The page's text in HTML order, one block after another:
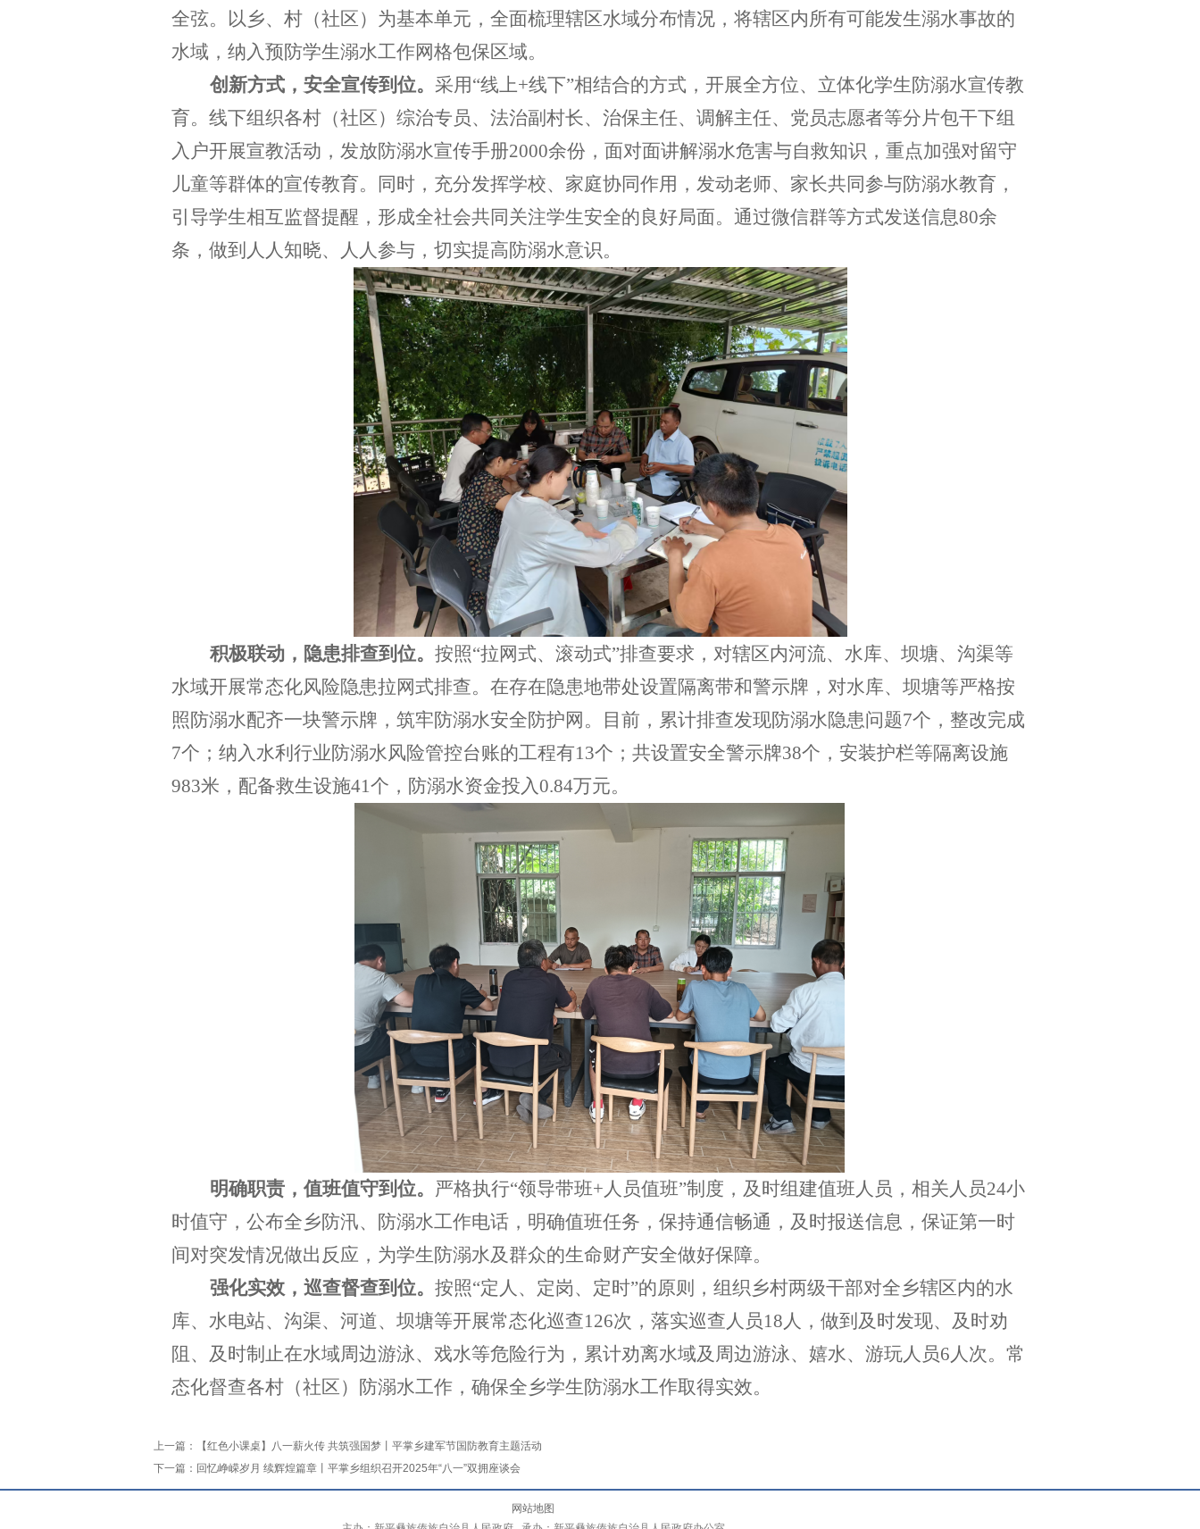
全弦。以乡、村（社区）为基本单元，全面梳理辖区水域分布情况，将辖区内所有可能发生溺水事故的
水域，纳入预防学生溺水工作网格包保区域。
创新方式，安全宣传到位。 采用“线上+线下”相结合的方式，开展全方位、立体化学生防溺水宣传教
育。线下组织各村（社区）综治专员、法治副村长、治保主任、调解主任、党员志愿者等分片包干下组
入户开展宣教活动，发放防溺水宣传手册2000余份，面对面讲解溺水危害与自救知识，重点加强对留守
儿童等群体的宣传教育。同时，充分发挥学校、家庭协同作用，发动老师、家长共同参与防溺水教育，
引导学生相互监督提醒，形成全社会共同关注学生安全的良好局面。通过微信群等方式发送信息80余
条，做到人人知晓、人人参与，切实提高防溺水意识。
积极联动，隐患排查到位。 按照“拉网式、滚动式”排查要求，对辖区内河流、水库、坝塘、沟渠等
水域开展常态化风险隐患拉网式排查。 在存在隐患地带处设置隔离带和警示牌， 对水库、坝塘等严格按
照防溺水配齐一块警示牌 ，筑牢防溺水安全防护网。 目前，累计排查发现防溺水隐患问题7个，整改完成
7个；纳入水利行业防溺水风险管控台账的工程有13个；共设置安全警示牌38个，安装护栏等隔离设施
983米，配备救生设施41个，防溺水资金投入0.84万元。
明确职责，值班值守到位。 严格执行“领导带班+人员值班”制度，及时组建值班人员，相关人员24小
时值守，公布全乡防汛、防溺水工作电话，明确值班任务，保持通信畅通，及时报送信息，保证第一时
间对突发情况做出反应，为学生防溺水及群众的生命财产安全做好保障。
强化实效，巡查督查到位。 按照“定人、定岗、定时”的原则，组织乡村两级干部对全乡辖区内的水
库、水电站、沟渠、河道、坝塘等开展常态化巡查126次，落实巡查人员18人，做到及时发现、及时劝
阻、及时制止在水域周边游泳、戏水等危险行为，累计劝离水域及周边游泳、嬉水、游玩人员6人次。常
态化督查各村（社区）防溺水工作，确保全乡学生防溺水工作取得实效。
上一篇：
【红色小课桌】八一薪火传 共筑强国梦丨平掌乡建军节国防教育主题活动
下一篇： 回忆峥嵘岁月 续辉煌篇章丨平掌乡组织召开2025年“八一”双拥座谈会
网站地图